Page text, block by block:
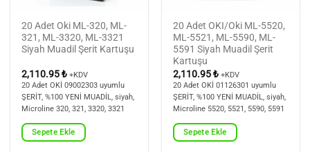
20 Adet Oki ML-320, ML-
321, ML-3320, ML-3321
Siyah Muadil Şerit Kartuşu
2,110.95₺ +KDV
20 Adet OKİ 09002303 uyumlu
ŞERİT, %100 YENİ MUADİL, siyah,
Microline 320, 321, 3320, 3321
Sepete Ekle
20 Adet OKI/Oki ML-5520,
ML-5521, ML-5590, ML-
5591 Siyah Muadil Şerit
Kartuşu
2,110.95₺ +KDV
20 Adet OKİ 01126301 uyumlu
ŞERİT, %100 YENİ MUADİL, siyah,
Microline 5520, 5521, 5590, 5591
Sepete Ekle